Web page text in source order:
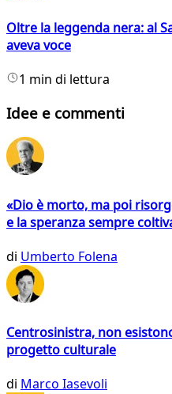
Oltre la leggenda nera: al
aveva voce
1 min di lettura
Idee e commenti
«Dio è morto, ma poi
e la speranza sempre
di Umberto Folena
Centrosinistra, non
progetto culturale
di Marco Iasevoli